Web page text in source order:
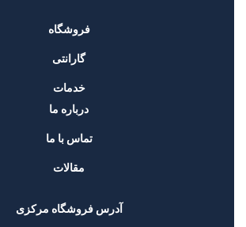
فروشگاه
گارانتی
خدمات
درباره ما
تماس با ما
مقالات
آدرس فروشگاه مرکزی